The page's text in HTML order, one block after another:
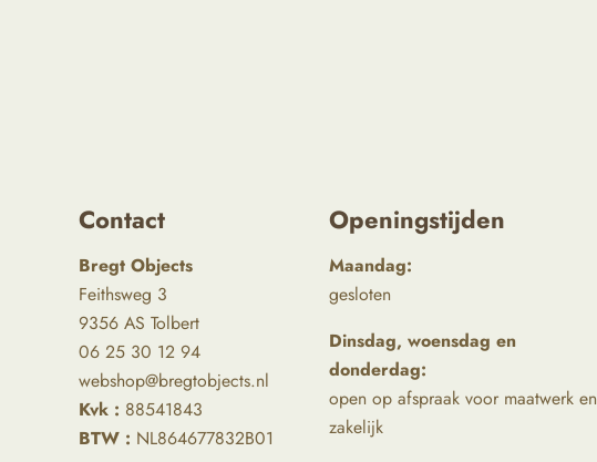
Contact
Bregt Objects
Feithsweg 3
9356 AS Tolbert
06 25 30 12 94
webshop@bregtobjects.nl
Kvk : 88541843
BTW : NL864677832B01
Openingstijden
Maandag:
gesloten
Dinsdag, woensdag en
donderdag:
open op afspraak voor maatwerk en
zakelijk